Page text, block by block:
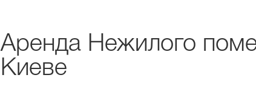
Аренда Нежилого
Киеве